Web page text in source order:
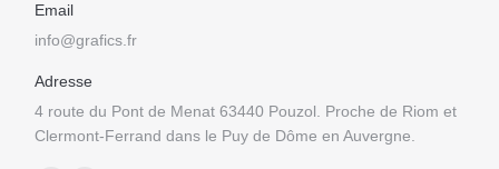
Email
info@grafics.fr
Adresse
4 route du Pont de Menat 63440 Pouzol. Proche de Riom et
Clermont-Ferrand dans le Puy de Dôme en Auvergne.